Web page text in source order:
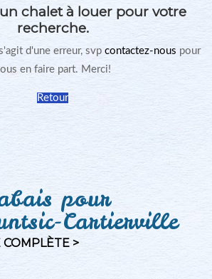
chalet à louer pour votre
recherche.
d'une erreur, svp contactez-nous pour
en faire part. Merci!
Retour
pour
Cartierville
COMPLÈTE >